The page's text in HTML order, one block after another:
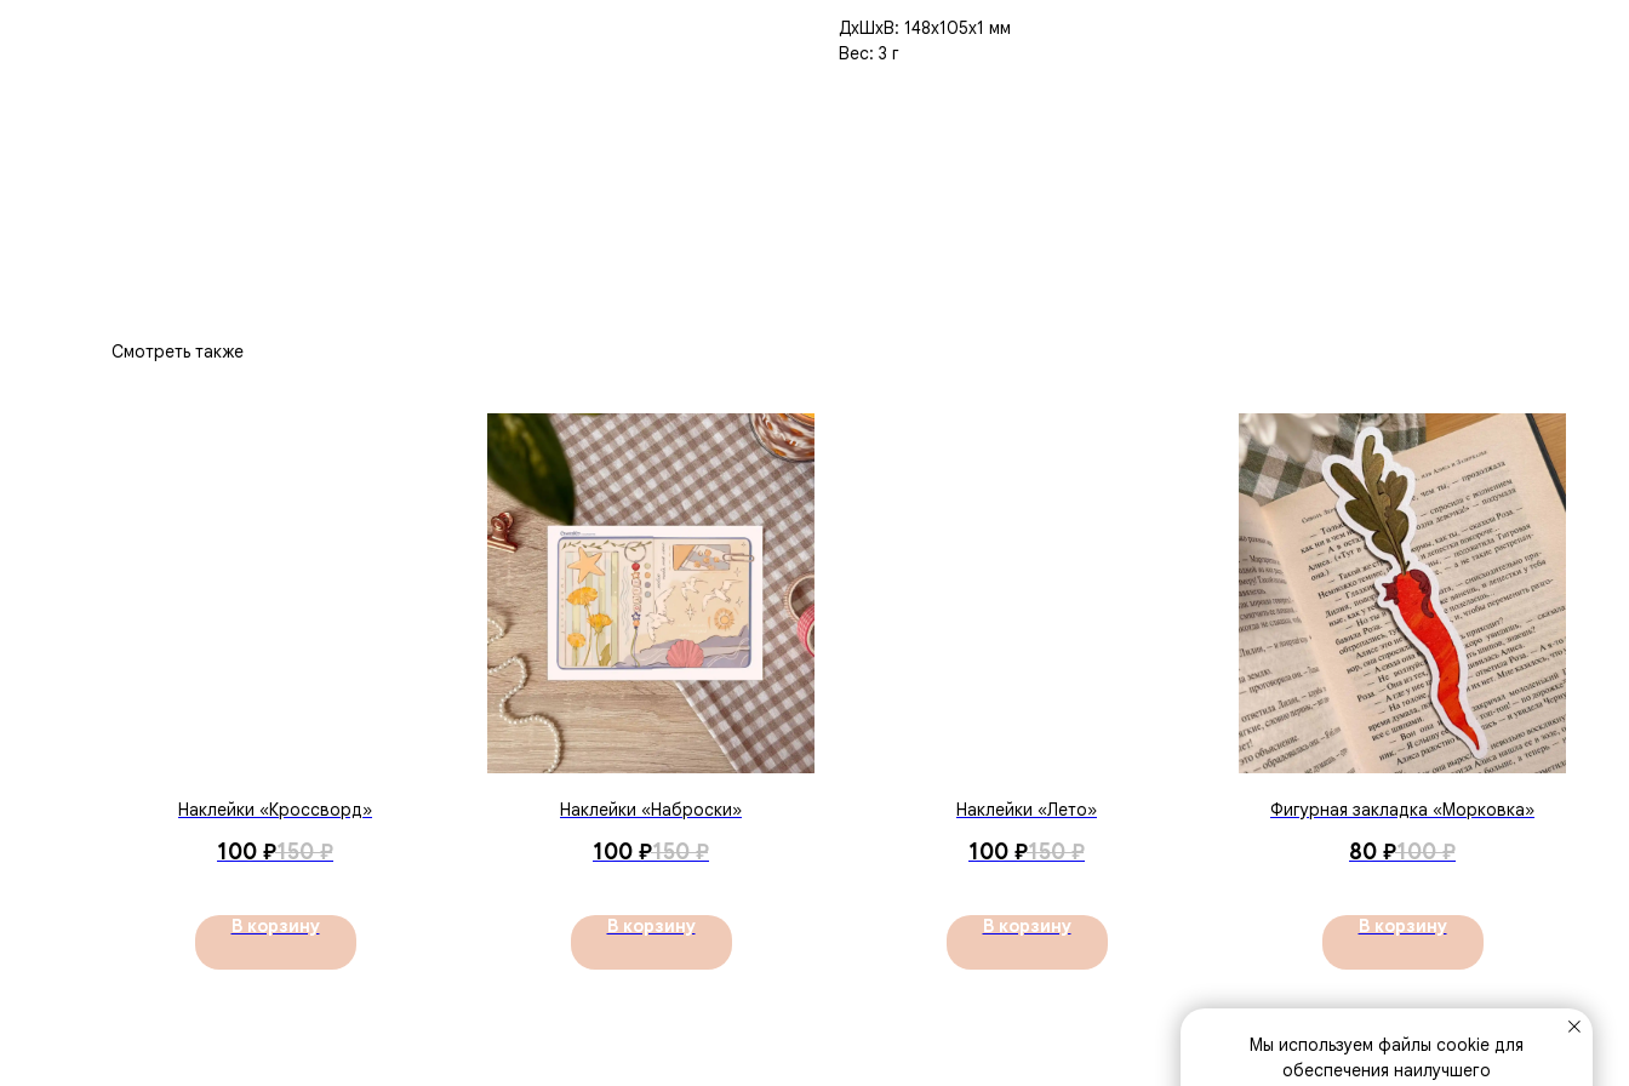
ДxШxВ: 148x105x1 мм
Вес: 3 г
Смотреть также
Наклейки «Кроссворд»
100 ₽150 ₽
В корзину
Наклейки «Наброски»
100 ₽150 ₽
В корзину
Наклейки «Лето»
100 ₽150 ₽
В корзину
Фигурная закладка «Морковка»
80 ₽100 ₽
В корзину
Мы используем файлы cookie для
обеспечения наилучшего